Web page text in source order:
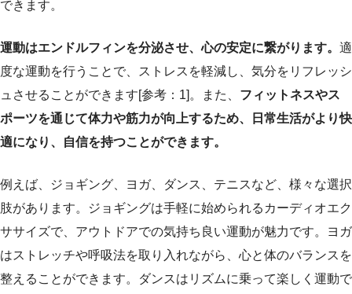
できます。
運動はエンドルフィンを分泌させ、心の安定に繋がります。 適
度な運動を行うことで、ストレスを軽減し、気分をリフレッシ
ュさせることができます[参考：1]。また、 フィットネスやス
ポーツを通じて体力や筋力が向上するため、日常生活がより快
適になり、自信を持つことができます。
例えば、ジョギング、ヨガ、ダンス、テニスなど、様々な選択
肢があります。ジョギングは手軽に始められるカーディオエク
ササイズで、アウトドアでの気持ち良い運動が魅力です。ヨガ
はストレッチや呼吸法を取り入れながら、心と体のバランスを
整えることができます。ダンスはリズムに乗って楽しく運動で